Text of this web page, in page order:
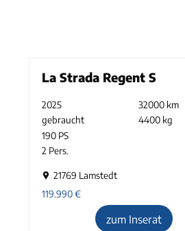
La Strada Regent S
2025
32000 km
gebraucht
4400 kg
190 PS
2 Pers.
21769 Lamstedt
119.990€
zum Inserat